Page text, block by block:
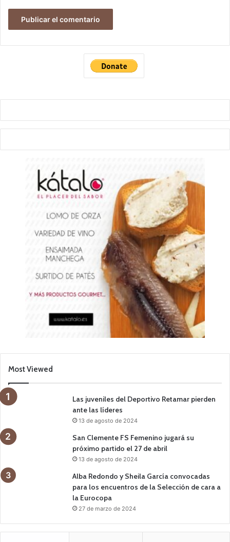
Most Viewed
Las juveniles del Deportivo Retamar pierden
ante las líderes
13 de agosto de 2024
San Clemente FS Femenino jugará su
próximo partido el 27 de abril
13 de agosto de 2024
Alba Redondo y Sheila García convocadas
para los encuentros de la Selección de cara a
la Eurocopa
27 de marzo de 2024